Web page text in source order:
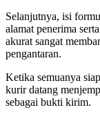
Selanjutnya, isi
alamat penerima
akurat sangat
pengantaran.
Ketika semuanya
kurir datang
sebagai bukti kirim.